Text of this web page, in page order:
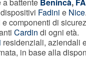
battente Benincà,
Fadini e Nice.
componenti di
Cardin di ogni età.
residenziali, aziendali
in base alla